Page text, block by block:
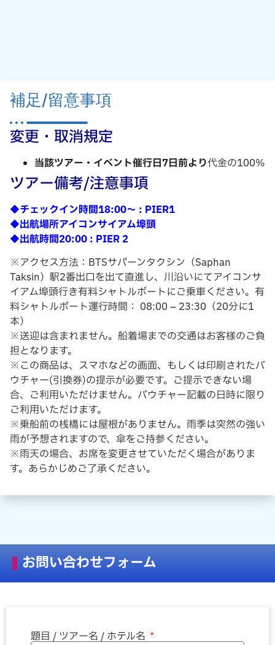
補足/留意事項
変更・取消規定
当該ツアー・イベント催行日7日前より代金の100%
ツアー備考/注意事項
◆チェックイン時間18:00～ : PIER1
◆出航場所アイコンサイアム埠頭
◆出航時間20:00 : PIER 2
※アクセス方法：BTSサパーンタクシン（Saphan
Taksin）駅2番出口を出て直進し、川沿いにてアイコンサ
イアム埠頭行き有料シャトルボートにご乗車ください。有
料シャトルボート運行時間： 08:00 – 23:30（20分に1
本）
※送迎は含まれません。船着場までの交通はお客様のご負
担となります。
※この商品は、スマホなどの画面、もしくは印刷されたバ
ウチャー(引換券)の提示が必要です。ご提示できない場
合、ご利用いただけません。バウチャー記載の日時に限り
ご利用いただけます。
※乗船前の桟橋には屋根がありません。雨季は突然の強い
雨が予想されますので、傘をご持参ください。
※雨天の場合、お席を変更させていただく場合がありま
す。あらかじめご了承ください。
お問い合わせフォーム
題目 / ツアー名 / ホテル名